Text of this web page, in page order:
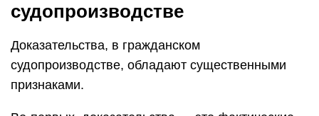
судопроизводстве
Доказательства, в гражданском
судопроизводстве, обладают существенными
признаками.